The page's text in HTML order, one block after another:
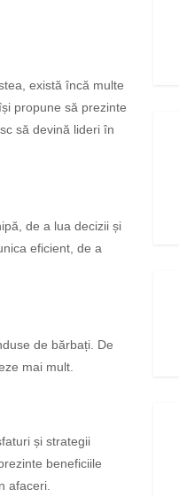
există încă multe
propune să prezinte
să devină lideri în
de a lua decizii și
eficient, de a
de bărbați. De
mai mult.
și strategii
beneficiile
afaceri.